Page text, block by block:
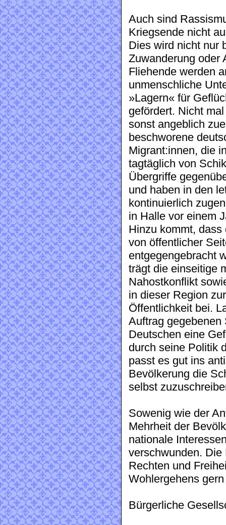
Auch sind
Kriegsende nicht
Dies wird nicht nur
Zuwanderung oder
Fliehende werden
unmenschliche
»Lagern« für
gefördert. Nicht
sonst angeblich
beschworene
Migrant:innen, die
tagtäglich von
Übergriffe
und haben in den
kontinuierlich
in Halle vor einem
Hinzu kommt,
von öffentlicher
entgegengebracht
trägt die einseitige
Nahostkonflikt
in dieser Region
Öffentlichkeit bei.
Auftrag gegebenen
Deutschen eine
durch seine Politik
passt es gut ins
Bevölkerung die
selbst
Sowenig wie der
Mehrheit der
nationale
verschwunden.
Rechten und
Wohlergehens
Bürgerliche